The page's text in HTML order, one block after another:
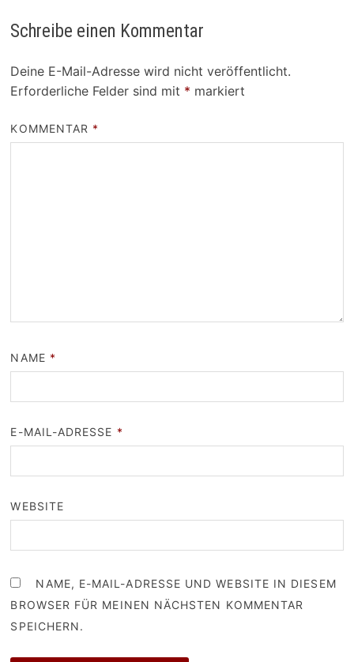
Schreibe einen Kommentar
Deine E-Mail-Adresse wird nicht veröffentlicht.
Erforderliche Felder sind mit * markiert
KOMMENTAR *
NAME *
E-MAIL-ADRESSE *
WEBSITE
NAME, E-MAIL-ADRESSE UND WEBSITE IN DIESEM
BROWSER FÜR MEINEN NÄCHSTEN KOMMENTAR
SPEICHERN.